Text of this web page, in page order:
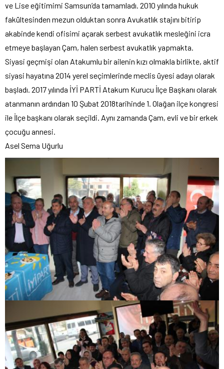
ve Lise eğitimimi Samsun’da tamamladı. 2010 yılında hukuk
fakültesinden mezun olduktan sonra Avukatlık stajını bitirip
akabinde kendi ofisimi açarak serbest avukatlık mesleğini icra
etmeye başlayan Çam, halen serbest avukatlık yapmakta.
Siyasi geçmişi olan Atakumlu bir ailenin kızı olmakla birlikte, aktif
siyasi hayatına 2014 yerel seçimlerinde meclis üyesi adayı olarak
başladı. 2017 yılında İYİ PARTİ Atakum Kurucu İlçe Başkanı olarak
atanmanın ardından 10 Şubat 2018tarihinde 1. Olağan ilçe kongresi
ile İlçe başkanı olarak seçildi. Aynı zamanda Çam, evli ve bir erkek
çocuğu annesi.
Asel Sema Uğurlu